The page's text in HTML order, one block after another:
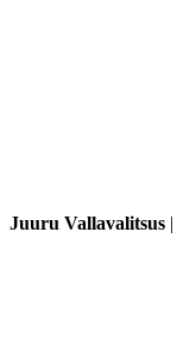
Juuru Vallavalitsus |